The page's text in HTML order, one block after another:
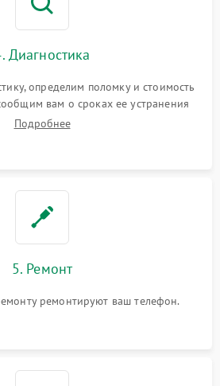
Диагностика
определим поломку и стоимость
вам о сроках ее устранения
Подробнее
5. Ремонт
ремонтируют ваш телефон.